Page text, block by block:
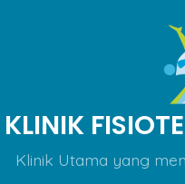
KLINIK
Klinik Utama yang